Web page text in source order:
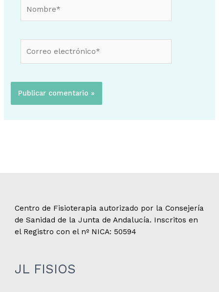
electrónico*
Centro de Fisioterapia autorizado por la Consejería
de Sanidad de la Junta de Andalucía. Inscritos en
el Registro con el nº NICA: 50594
JL FISIOS